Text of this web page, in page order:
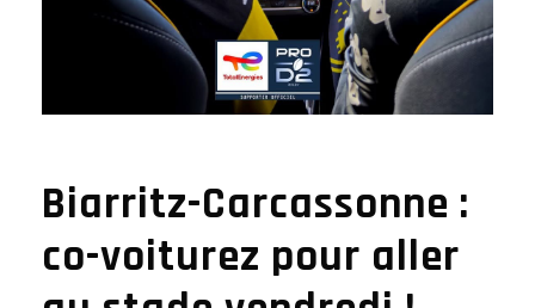
Biarritz-Carcassonne :
co-voiturez pour aller